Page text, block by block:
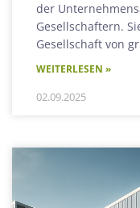
der
Gesellschaftern.
Gesellschaft von
WEITERLESEN »
02.09.2025